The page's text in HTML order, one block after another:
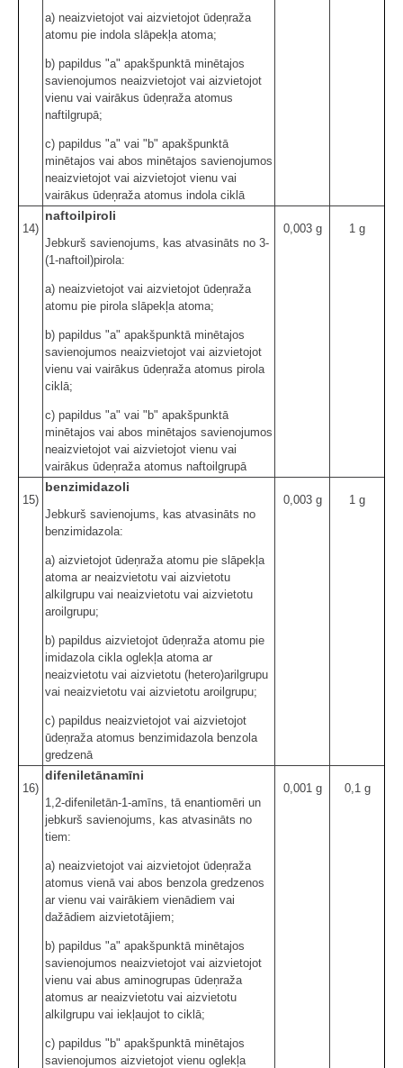
a) neaizvietojot vai aizvietojot ūdeņraža
atomu pie indola slāpekļa atoma;
b) papildus "a" apakšpunktā minētajos
savienojumos neaizvietojot vai aizvietojot
vienu vai vairākus ūdeņraža atomus
naftilgrupā;
c) papildus "a" vai "b" apakšpunktā
minētajos vai abos minētajos savienojumos
neaizvietojot vai aizvietojot vienu vai
vairākus ūdeņraža atomus indola ciklā
14)
naftoilpiroli
Jebkurš savienojums, kas atvasināts no 3-
(1-naftoil)pirola:
a) neaizvietojot vai aizvietojot ūdeņraža
atomu pie pirola slāpekļa atoma;
b) papildus "a" apakšpunktā minētajos
savienojumos neaizvietojot vai aizvietojot
vienu vai vairākus ūdeņraža atomus pirola
ciklā;
c) papildus "a" vai "b" apakšpunktā
minētajos vai abos minētajos savienojumos
neaizvietojot vai aizvietojot vienu vai
vairākus ūdeņraža atomus naftoilgrupā
0,003 g 1 g
15)
benzimidazoli
Jebkurš savienojums, kas atvasināts no
benzimidazola:
a) aizvietojot ūdeņraža atomu pie slāpekļa
atoma ar neaizvietotu vai aizvietotu
alkilgrupu vai neaizvietotu vai aizvietotu
aroilgrupu;
b) papildus aizvietojot ūdeņraža atomu pie
imidazola cikla oglekļa atoma ar
neaizvietotu vai aizvietotu (hetero)arilgrupu
vai neaizvietotu vai aizvietotu aroilgrupu;
c) papildus neaizvietojot vai aizvietojot
ūdeņraža atomus benzimidazola benzola
gredzenā
0,003 g 1 g
16)
difeniletānamīni
1,2-difeniletān-1-amīns, tā enantiomēri un
jebkurš savienojums, kas atvasināts no
tiem:
a) neaizvietojot vai aizvietojot ūdeņraža
atomus vienā vai abos benzola gredzenos
ar vienu vai vairākiem vienādiem vai
dažādiem aizvietotājiem;
b) papildus "a" apakšpunktā minētajos
savienojumos neaizvietojot vai aizvietojot
vienu vai abus aminogrupas ūdeņraža
atomus ar neaizvietotu vai aizvietotu
alkilgrupu vai iekļaujot to ciklā;
c) papildus "b" apakšpunktā minētajos
savienojumos aizvietojot vienu oglekļa
0,001 g 0,1 g